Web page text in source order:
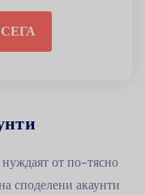
от по-тясно
споделени акаунти